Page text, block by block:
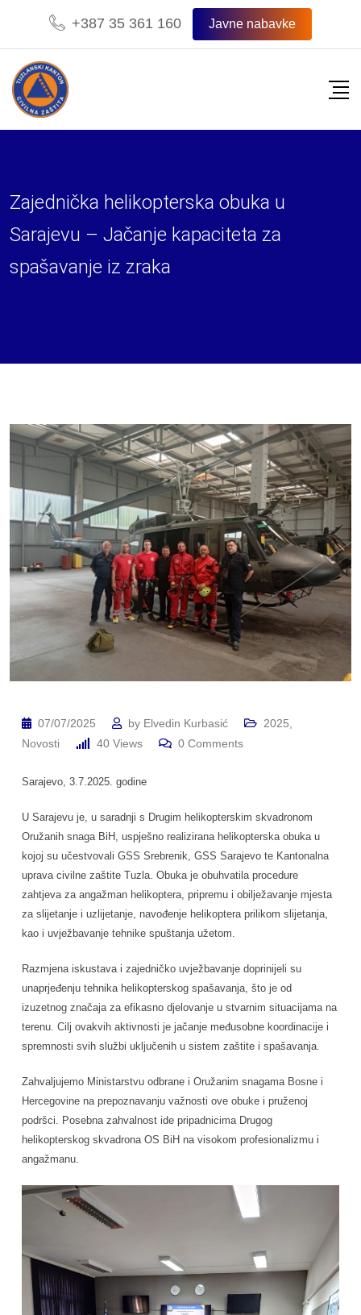
content
+387 35 361 160 Javne nabavke
Zajednička helikopterska obuka u
Sarajevu – Jačanje kapaciteta za
spašavanje iz zraka
07/07/2025 by Elvedin Kurbasić 2025,
Novosti
40 Views 0 Comments
Sarajevo, 3.7.2025. godine
U Sarajevu je, u saradnji s Drugim helikopterskim skvadronom
Oružanih snaga BiH, uspješno realizirana helikopterska obuka u
kojoj su učestvovali GSS Srebrenik, GSS Sarajevo te Kantonalna
uprava civilne zaštite Tuzla. Obuka je obuhvatila procedure
zahtjeva za angažman helikoptera, pripremu i obilježavanje mjesta
za slijetanje i uzlijetanje, navođenje helikoptera prilikom slijetanja,
kao i uvježbavanje tehnike spuštanja užetom.
Razmjena iskustava i zajedničko uvježbavanje doprinijeli su
unaprjeđenju tehnika helikopterskog spašavanja, što je od
izuzetnog značaja za efikasno djelovanje u stvarnim situacijama na
terenu. Cilj ovakvih aktivnosti je jačanje međusobne koordinacije i
spremnosti svih službi uključenih u sistem zaštite i spašavanja.
Zahvaljujemo Ministarstvu odbrane i Oružanim snagama Bosne i
Hercegovine na prepoznavanju važnosti ove obuke i pruženoj
podršci. Posebna zahvalnost ide pripadnicima Drugog
helikopterskog skvadrona OS BiH na visokom profesionalizmu i
angažmanu.